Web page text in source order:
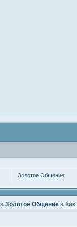
Золотое Общение
»Золотое Общение »Как